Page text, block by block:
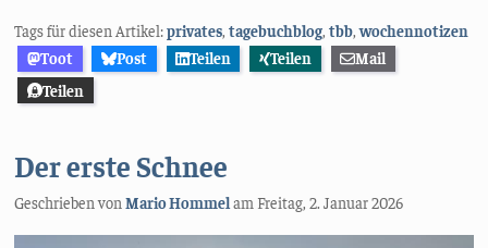
Tags für diesen Artikel:privates,tagebuchblog,tbb,wochennotizen
Toot
Post Teilen Teilen
Mail
Teilen
Der erste Schnee
Geschrieben vonMario HommelamFreitag, 2. Januar 2026